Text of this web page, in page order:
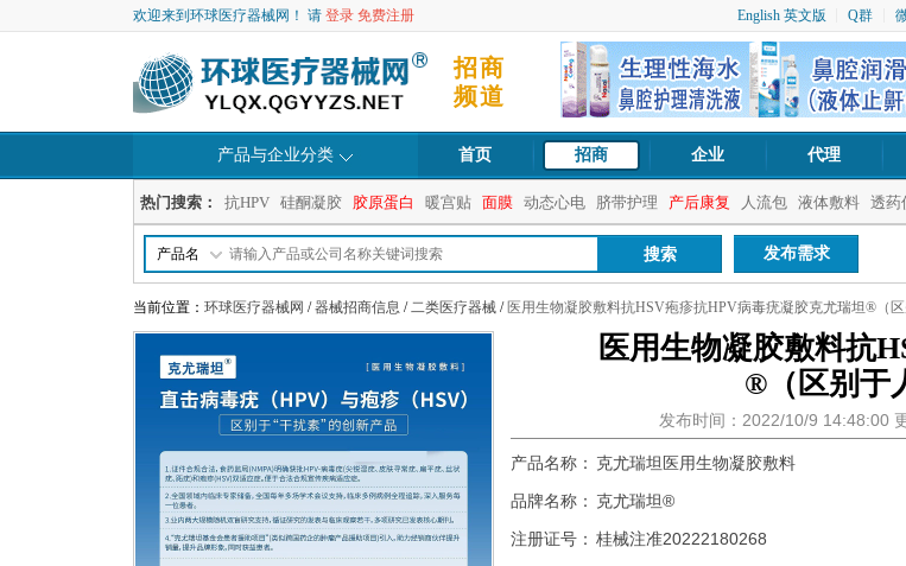
English 英文版 Q群
欢迎来到环球医疗器械网！ 请 登录 免费注册
招商
频道
产品与企业分类 首页 招商 企业 代理
热门搜索： 抗HPV 硅酮凝胶 胶原蛋白 暖宫贴 面膜 动态心电 脐带护理 产后康复 人流包 液体敷料 透药
产品名 发布需求
当前位置： 环球医疗器械网 /器械招商信息 /二类医疗器械 / 医用生物凝胶敷料抗HSV疱疹抗HPV病毒疣凝胶克尤瑞坦®（区
医用生物凝胶敷料抗
®（区别于
发布时间：2022/10/9 14:48:00
产品名称： 克尤瑞坦医用生物凝胶敷料
品牌名称： 克尤瑞坦®
注册证号： 桂械注准20222180268